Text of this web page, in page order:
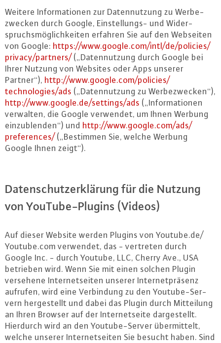
Weitere In­for­ma­tio­nen zur Da­ten­nut­zung zu Wer­be­
zwe­cken durch Google, Ein­stel­lungs- und Wi­der­
spruchs­mög­lich­kei­ten erfahren Sie auf den Webseiten
von Google: https://​www.​google.​com/​intl/​de/​policies/​
privacy/​partners/ („Da­ten­nut­zung durch Google bei
Ihrer Nutzung von Websites oder Apps unserer
Partner“), http://​www.​google.​com/​policies/​
technologies/​ads („Da­ten­nut­zung zu Wer­be­zwe­cken“),
http://​www.​google.​de/​settings/​ads („In­for­ma­tio­nen
verwalten, die Google verwendet, um Ihnen Werbung
ein­zu­blen­den“) und http://​www.​google.​com/​ads/​
preferences/ („Bestimmen Sie, welche Werbung
Google Ihnen zeigt“).
Da­ten­schutz­er­klä­rung für die Nutzung
von YouTube-Plug­ins (Videos)
Auf dieser Website werden Plugins von Youtube.​de/​
Youtube.​com verwendet, das - vertreten durch
Google Inc. - durch Youtube, LLC, Cherry Ave., USA
betrieben wird. Wenn Sie mit einen solchen Plugin
versehene In­ter­net­sei­ten unserer In­ter­net­prä­senz
aufrufen, wird eine Ver­bin­dung zu den Youtube-Ser­
vern her­ge­stellt und dabei das Plugin durch Mit­tei­lung
an Ihren Browser auf der In­ter­net­sei­te dar­ge­stellt.
Hierdurch wird an den Youtube-Ser­ver über­mit­telt,
welche unserer In­ter­net­sei­ten Sie besucht haben. Sind